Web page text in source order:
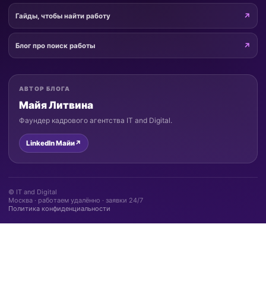
Гайды, чтобы найти работу
Блог про поиск работы
АВТОР БЛОГА
Майя Литвина
Фаундер кадрового агентства IT and Digital.
LinkedIn Майи↗
© IT and Digital
Москва · работаем удалённо · заявки 24/7
Политика конфиденциальности